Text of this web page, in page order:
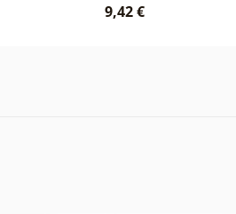
9,42 €